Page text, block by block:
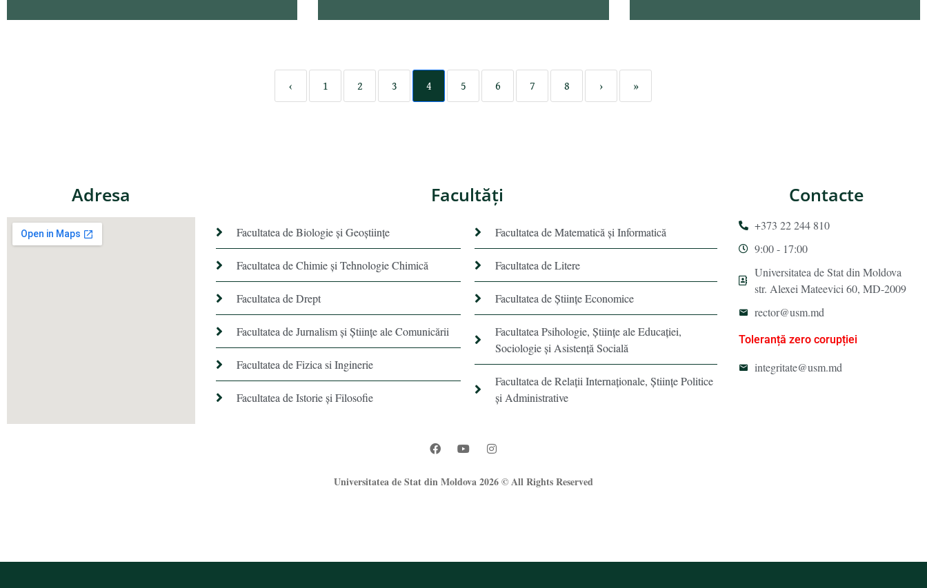
‹ 1 2 3 4 5 6 7 8 › »
Adresa Facultăţi
Facultatea de Biologie și Geoștiințe
Facultatea de Chimie şi Tehnologie Chimică
Facultatea de Drept
Facultatea de Jurnalism şi Ştiinţe ale Comunicării
Facultatea de Fizica si Inginerie
Facultatea de Istorie şi Filosofie
Facultatea de Matematică şi Informatică
Facultatea de Litere
Facultatea de Științe Economice
Facultatea Psihologie, Ştiinţe ale Educaţiei,
Sociologie și Asistență Socială
Facultatea de Relaţii Internaţionale, Ştiinţe Politice
şi Administrative
Contacte
+373 22 244 810
9:00 - 17:00
Universitatea de Stat din Moldova
str. Alexei Mateevici 60, MD-2009
rector@usm.md
Toleranță zero corupției
integritate@usm.md
Universitatea de Stat din Moldova 2026 © All Rights Reserved